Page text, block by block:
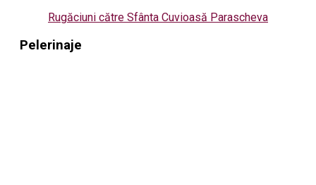
Rugăciuni către Sfânta Cuvioasă Parascheva
Pelerinaje